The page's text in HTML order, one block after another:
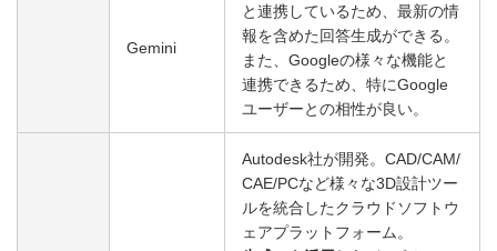
Gemini
と連携しているため、最新の情
報を含めた回答生成ができる。
また、Googleの様々な機能と
連携できるため、特にGoogle
ユーザーとの相性が良い。
Autodesk社が開発。CAD/CAM/
CAE/PCなど様々な3D設計ツー
ルを統合したクラウドソフトウ
ェアプラットフォーム。